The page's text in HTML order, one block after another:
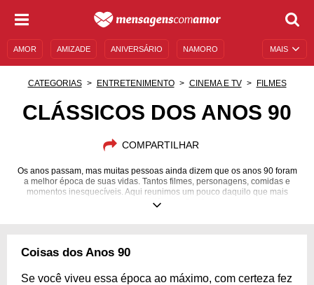
MAIS
AMOR AMIZADE ANIVERSÁRIO NAMORO
UNIVERSO FEMININO
CATEGORIAS ENTRETENIMENTO CINEMA E TV FILMES
CLÁSSICOS DOS ANOS 90
COMPARTILHAR
Os anos passam, mas muitas pessoas ainda dizem que os anos 90 foram
a melhor época de suas vidas. Tantos filmes, personagens, comidas e
momentos inesquecíveis. Aqui reunimos um pouco daquilo que mais
marcou essa década. Confira!
Coisas dos Anos 90
Se você viveu essa época ao máximo, com certeza fez